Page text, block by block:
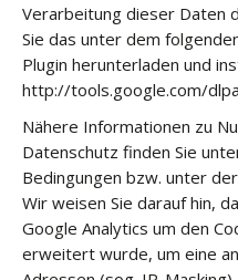
Verarbeitung dieser Daten
Sie das unter dem
Plugin herunterladen und
http://tools.google.com/
Nähere Informationen zu
Datenschutz finden Sie
Bedingungen bzw. unter
Wir weisen Sie darauf hin,
Google Analytics um den
erweitert wurde, um eine